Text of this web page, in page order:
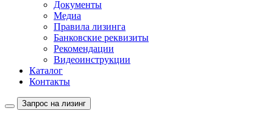
Документы
Медиа
Правила лизинга
Банковские реквизиты
Рекомендации
Видеоинструкции
Каталог
Контакты
Запрос на лизинг